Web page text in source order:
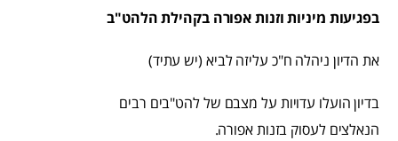
בפגיעות מיניות וזנות אפורה בקהילת הלהט"ב
את הדיון ניהלה ח"כ עליזה לביא (יש עתיד)
בדיון הועלו עדויות על מצבם של להט"בים רבים
הנאלצים לעסוק בזנות אפורה.